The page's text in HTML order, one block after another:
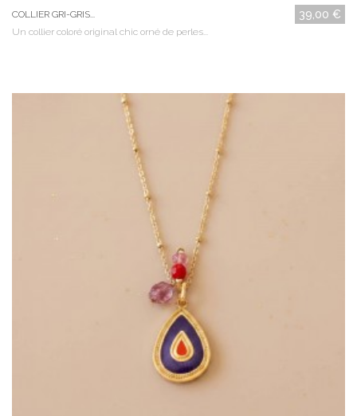
COLLIER GRI-GRIS... 39,00 €
Un collier coloré original chic orné de perles...